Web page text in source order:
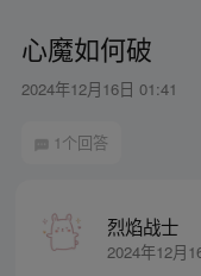
心魔如何破
2024年12月16日 01:41
1个回答
烈焰战士
2024年12月